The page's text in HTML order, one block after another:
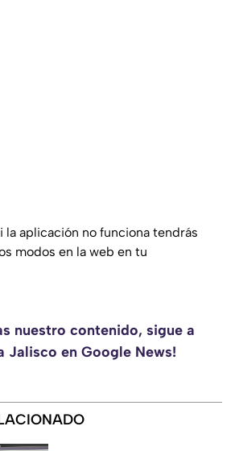
la aplicación no funciona tendrás
modos en la web en tu
nuestro contenido, sigue a
Jalisco en Google News!